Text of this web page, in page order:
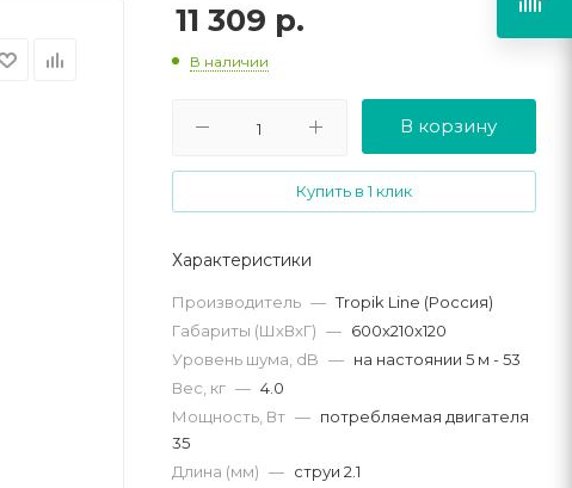
11 309 р.
В наличии
В корзину
Купить в 1 клик
Характеристики
Производитель — Tropik Line (Россия)
Габариты (ШхВхГ) — 600x210x120
Уровень шума, dB — на настоянии 5 м - 53
Вес, кг — 4.0
Мощность, Вт — потребляемая двигателя
35
Длина (мм) — струи 2.1